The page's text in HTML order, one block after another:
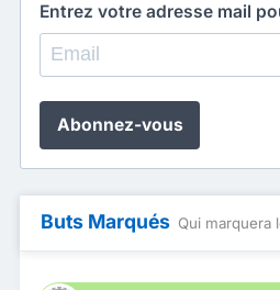
Entrez votre adresse mail
Abonnez-vous
Buts Marqués Qui marquera